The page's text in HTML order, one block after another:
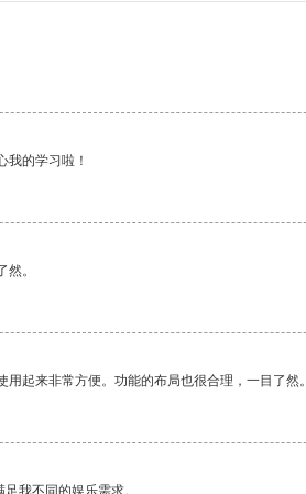
我的学习啦！
。
起来非常方便。功能的布局也很合理，一目了然。
我不同的娱乐需求。